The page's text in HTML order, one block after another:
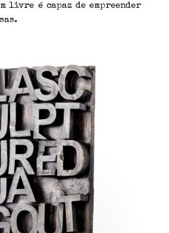
livre é capaz de empreender